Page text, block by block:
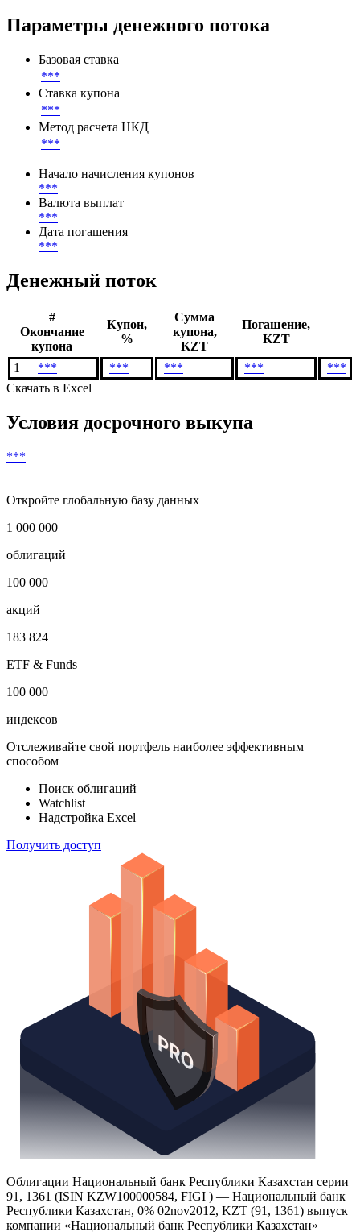
Листинг
Параметры денежного потока
Базовая ставка
***
Ставка купона
Метод расчета НКД
***
Начало начисления купонов
***
Дата погашения
Денежный поток
#
Окончание
Купон,
Сумма
Погашение,
1 *** *** *** ***
Откройте глобальную базу данных
1 000 000
облигаций
100 000
акций
183 824
ETF & Funds
100 000
Отслеживайте свой портфель наиболее эффективным
способом
Поиск облигаций
Надстройка Excel
Получить доступ